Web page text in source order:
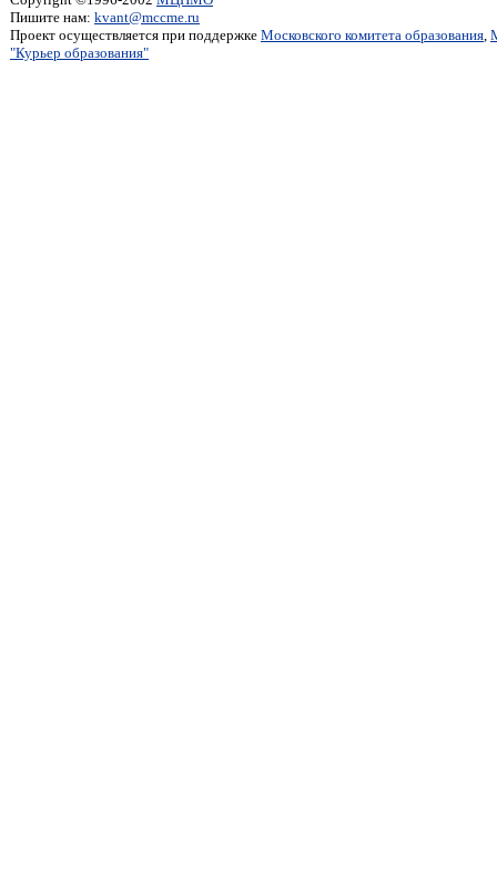
Пишите нам: kvant@mccme.ru
Проект осуществляется при поддержке Московского комитета образования,
"Курьер образования"